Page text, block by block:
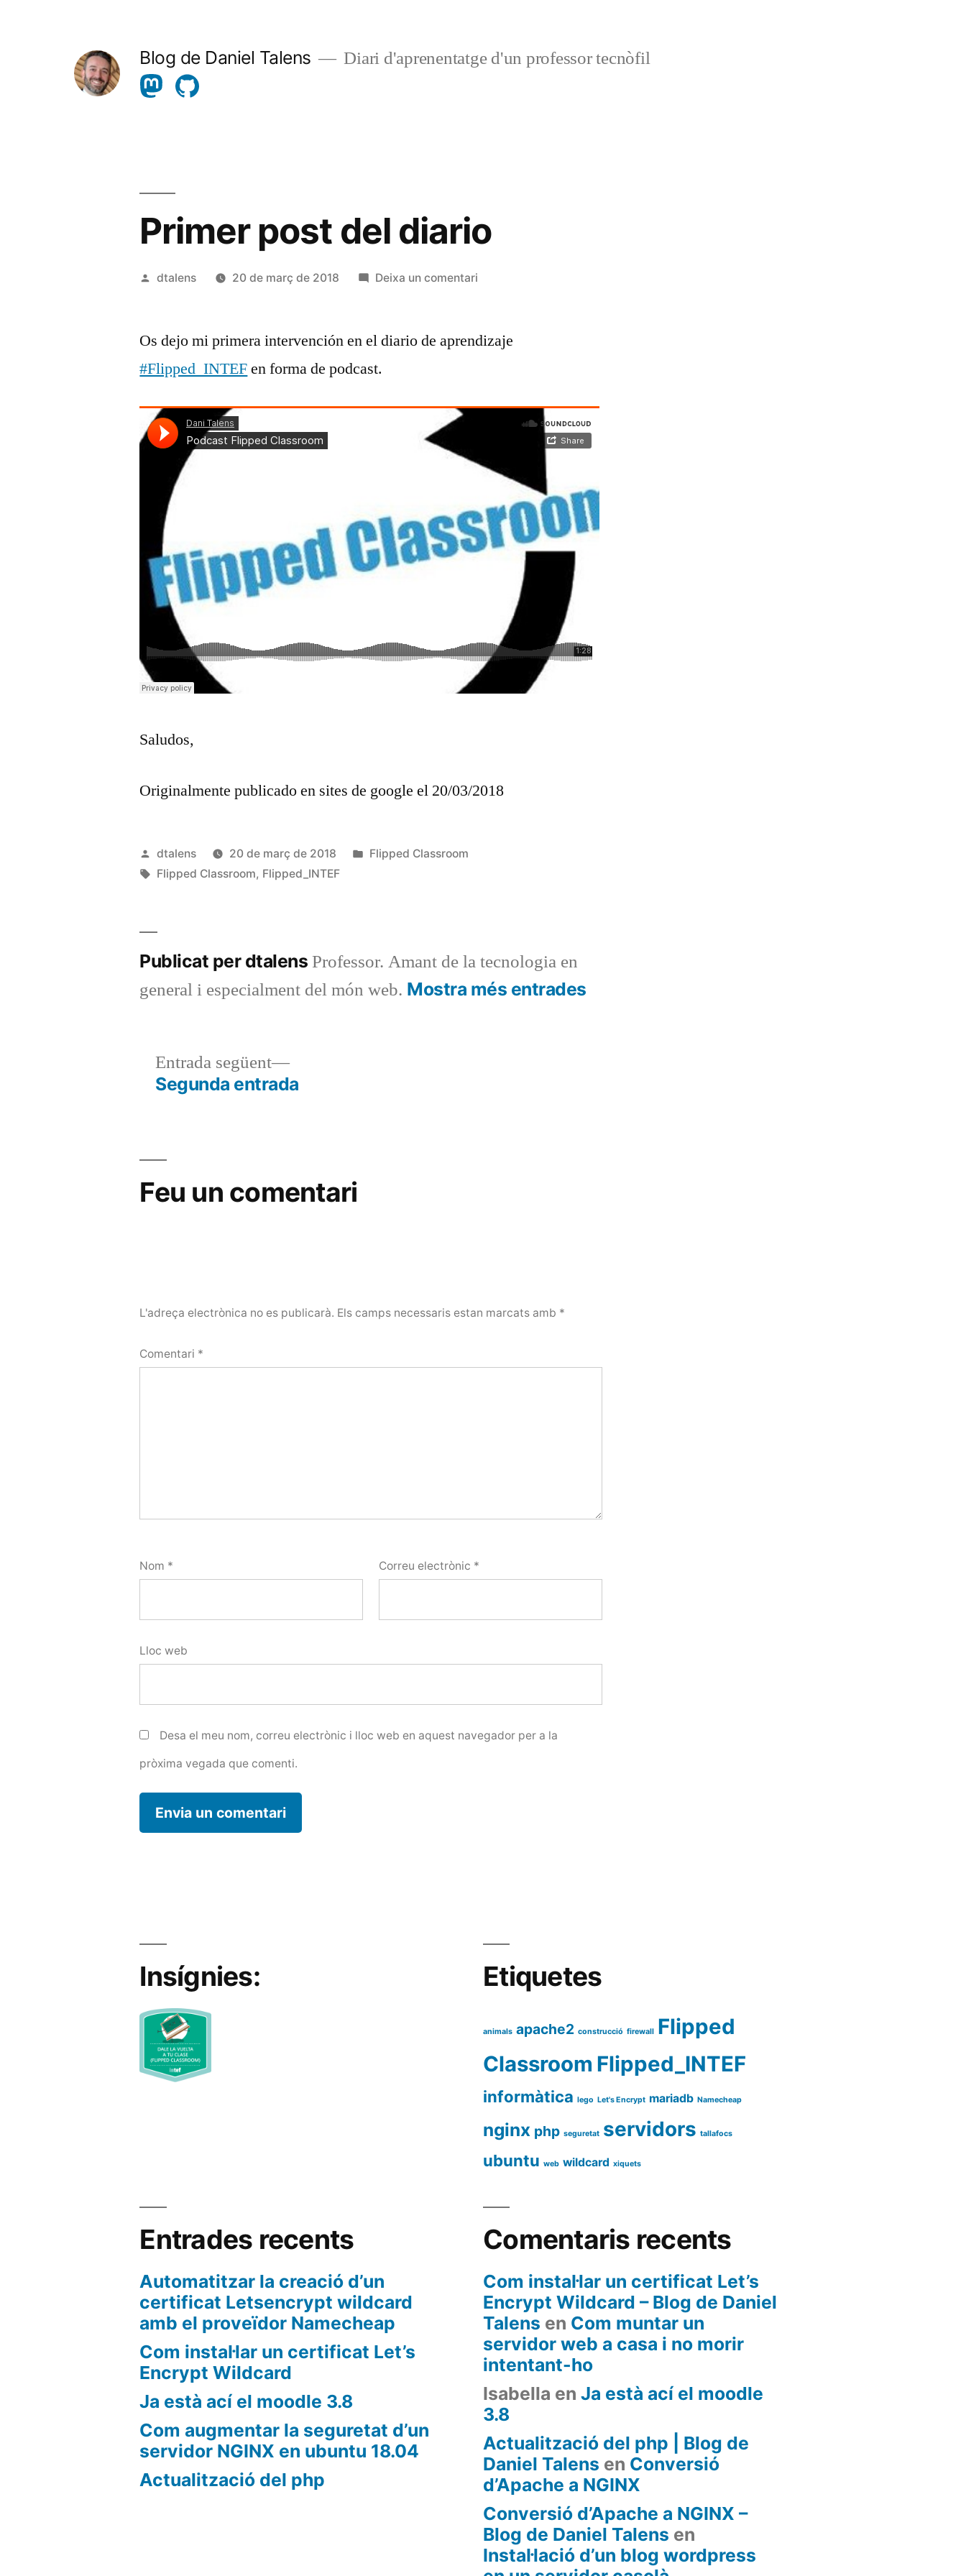
Blog de Daniel Talens Diari d'aprenentatge d'un professor tecnòfil
Primer post del diario
Publicat
dtalens 20 de març de 2018 Deixa un comentaria
del
Os dejo mi primera intervención en el diario de aprendizaje
#Flipped_INTEFen forma de podcast.
Saludos,
Originalmente publicado en sites de google el 20/03/2018
Publicat
per
dtalens 20 de març de 2018
Publicat
Flipped Classroom
Etiquetes:
Flipped Classroom, Flipped_INTEF
Publicat per dtalens Professor. Amant de la tecnologia en
general i especialment del món web. Mostra més entrades
Navegació
d'entrades
Entrada següent
Entrada
següent:
Segunda entrada
Feu un comentari
L'adreça electrònica no es publicarà. Els camps necessaris estan marcats amb *
Comentari *
Nom * Correu electrònic *
Lloc web
Desa el meu nom, correu electrònic i lloc web en aquest navegador per a la
pròxima vegada que comenti.
Insígnies: Etiquetes
animals apache2 construcció firewall Flipped
Classroom Flipped_INTEF
informàtica lego Let's Encrypt mariadb Namecheap
nginx php seguretat servidors tallafocs
ubuntu web wildcard xiquets
Entrades recents
Automatitzar la creació d’un
certificat Letsencrypt wildcard
amb el proveïdor Namecheap
Com instal·lar un certificat Let’s
Encrypt Wildcard
Ja està ací el moodle 3.8
Com augmentar la seguretat d’un
servidor NGINX en ubuntu 18.04
Actualització del php
Comentaris recents
Com instal·lar un certificat Let’s
Encrypt Wildcard – Blog de Daniel
Talens en Com muntar un
servidor web a casa i no morir
intentant-ho
Isabella en Ja està ací el moodle
3.8
Actualització del php | Blog de
Daniel Talens en Conversió
d’Apache a NGINX
Conversió d’Apache a NGINX –
Blog de Daniel Talens en
Instal·lació d’un blog wordpress